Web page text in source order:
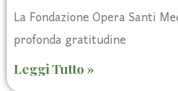
La Fondazione Opera Santi
profonda gratitudine
Leggi Tutto »